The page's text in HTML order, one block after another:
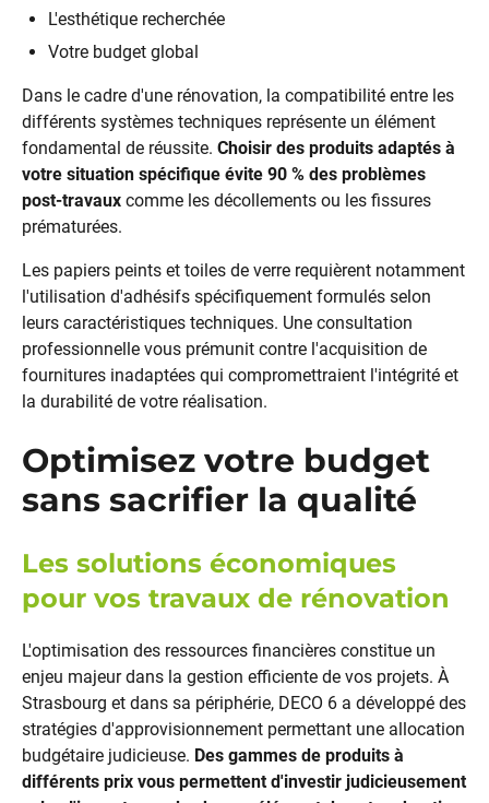
L'esthétique recherchée
Votre budget global
Dans le cadre d'une rénovation, la compatibilité entre les
différents systèmes techniques représente un élément
fondamental de réussite. Choisir des produits adaptés à
votre situation spécifique évite 90 % des problèmes
post-travaux comme les décollements ou les fissures
prématurées.
Les papiers peints et toiles de verre requièrent notamment
l'utilisation d'adhésifs spécifiquement formulés selon
leurs caractéristiques techniques. Une consultation
professionnelle vous prémunit contre l'acquisition de
fournitures inadaptées qui compromettraient l'intégrité et
la durabilité de votre réalisation.
Optimisez votre budget
sans sacrifier la qualité
Les solutions économiques
pour vos travaux de rénovation
L'optimisation des ressources financières constitue un
enjeu majeur dans la gestion efficiente de vos projets. À
Strasbourg et dans sa périphérie, DECO 6 a développé des
stratégies d'approvisionnement permettant une allocation
budgétaire judicieuse. Des gammes de produits à
différents prix vous permettent d'investir judicieusement